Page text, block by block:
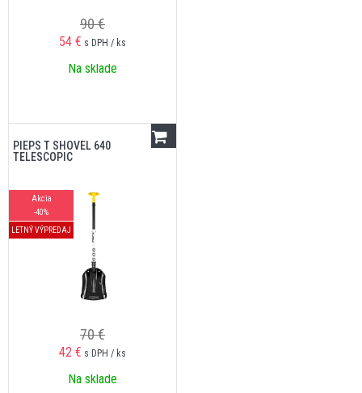
90 €
54 € s DPH / ks
Na sklade
PIEPS T SHOVEL 640
TELESCOPIC
Akcia
-40%
LETNÝ VÝPREDAJ
70 €
42 € s DPH / ks
Na sklade